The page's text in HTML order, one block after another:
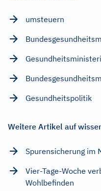
umsteuern
Gesundheitspolitik
Weitere Artikel auf
Spurensicherung im
Vier-Tage-Woche
Wohlbefinden